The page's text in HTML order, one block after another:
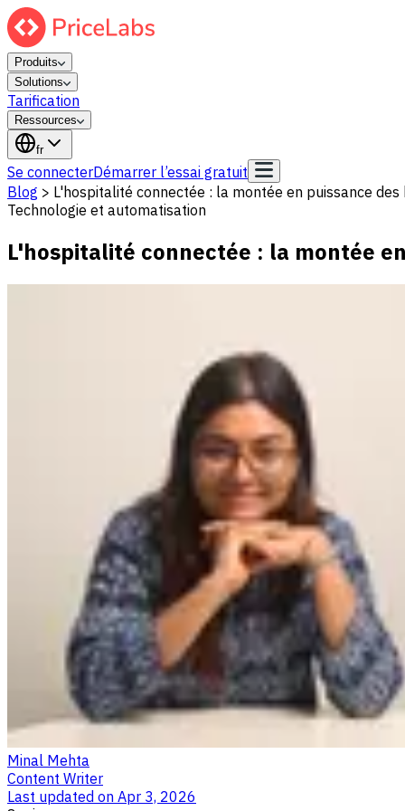
Produits
Solutions
Tarification
Ressources
fr
Se connecterDémarrer l’essai gratuit
Blog > L'hospitalité connectée : la montée en puissance
Technologie et automatisation
L'hospitalité connectée : la montée
Minal Mehta
Content Writer
Last updated on Apr 3, 2026